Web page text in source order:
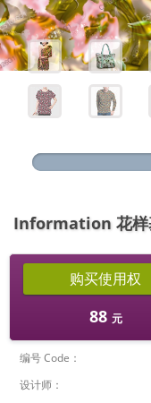
Information 花样
购买使用权
88 元
编号 Code：
设计师：